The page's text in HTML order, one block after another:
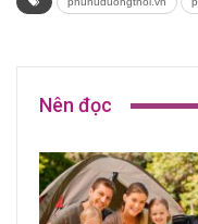
Nên đọc